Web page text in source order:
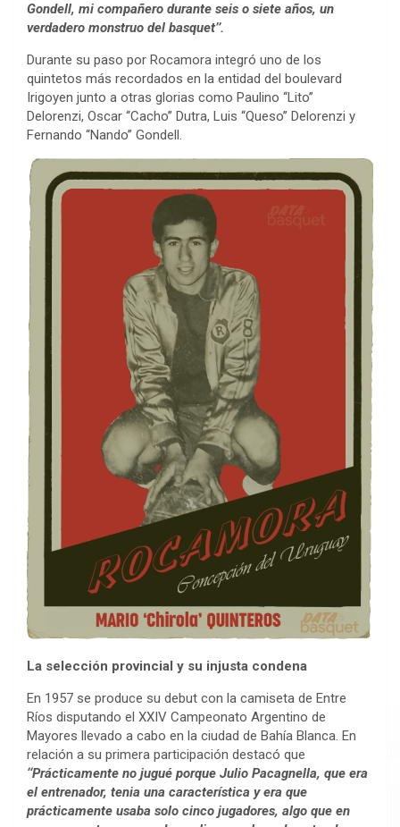
Gondell, mi compañero durante seis o siete años, un
verdadero monstruo del basquet’’.
Durante su paso por Rocamora integró uno de los
quintetos más recordados en la entidad del boulevard
Irigoyen junto a otras glorias como Paulino ‘‘Lito’’
Delorenzi, Oscar ‘‘Cacho’’ Dutra, Luis ‘‘Queso’’ Delorenzi y
Fernando ‘‘Nando’’ Gondell.
La selección provincial y su injusta condena
En 1957 se produce su debut con la camiseta de Entre
Ríos disputando el XXIV Campeonato Argentino de
Mayores llevado a cabo en la ciudad de Bahía Blanca. En
relación a su primera participación destacó que
‘‘Prácticamente no jugué porque Julio Pacagnella, que era
el entrenador, tenia una característica y era que
prácticamente usaba solo cinco jugadores, algo que en